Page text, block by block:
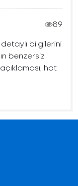
89
bilgilerini
benzersiz
hat